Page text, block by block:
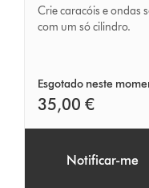
Airwrap™
40mm
Crie caracóis e ondas
com um só cilindro.
Esgotado neste
35,00 €
Notificar-me